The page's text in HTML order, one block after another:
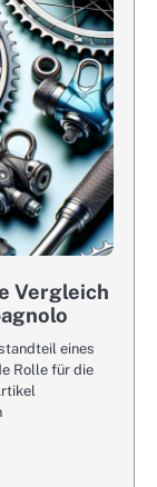
Vergleich
eines
Rolle für die